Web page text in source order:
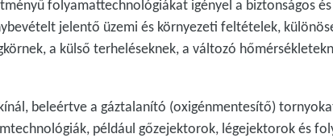
folyamattechnológiákat igényel a biztonságos
jelentő üzemi és környezeti feltételek,
a külső terheléseknek, a változó
beleértve a gáztalanító (oxigénmentesítő)
például gőzejektorok, légejektorok és